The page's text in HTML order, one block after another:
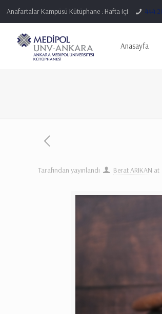
Anafartalar Kampüsü Kütüphane : Hafta içi 444
Anasayfa
Tarafından yayınlandı Berat ARIKAN at